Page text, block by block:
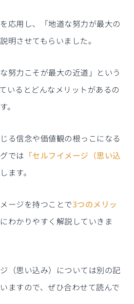
応用し、「地道な努力が最大の
明させてもらいました。
努力こそが最大の近道」という
いるとどんなメリットがあるの
。
る信念や価値観の根っこになる
では 「セルフイメージ（思い込
ます。
ージを持つことで3つのメリッ
わかりやすく解説していきま
（思い込み）については別の記
ますので、ぜひ合わせて読んで